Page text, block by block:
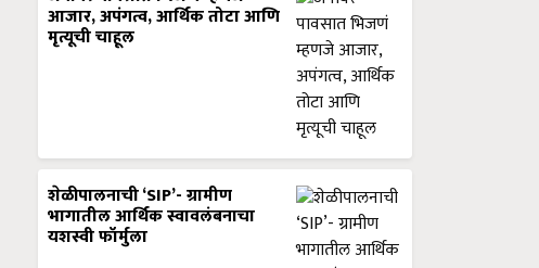
आजार, अपंगत्व, आर्थिक तोटा आणि
मृत्यूची चाहूल
शेळीपालनाची ‘SIP’- ग्रामीण
भागातील आर्थिक स्वावलंबनाचा
यशस्वी फॉर्मुला